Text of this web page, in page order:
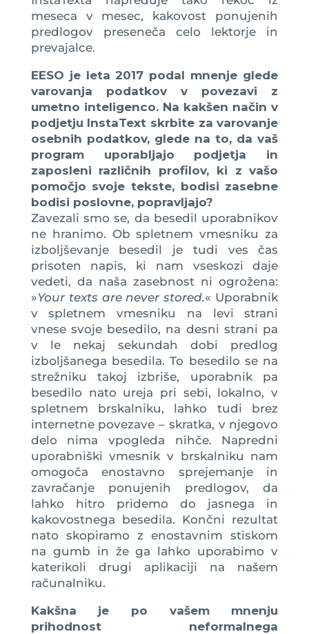
meseca v mesec, kakovost ponujenih
predlogov preseneča celo lektorje in
prevajalce.
EESO je leta 2017 podal mnenje glede
varovanja podatkov v povezavi z
umetno inteligenco. Na kakšen način v
podjetju InstaText skrbite za varovanje
osebnih podatkov, glede na to, da vaš
program uporabljajo podjetja in
zaposleni različnih profilov, ki z vašo
pomočjo svoje tekste, bodisi zasebne
bodisi poslovne, popravljajo?
Zavezali smo se, da besedil uporabnikov
ne hranimo. Ob spletnem vmesniku za
izboljševanje besedil je tudi ves čas
prisoten napis, ki nam vseskozi daje
vedeti, da naša zasebnost ni ogrožena:
»Your texts are never stored.« Uporabnik
v spletnem vmesniku na levi strani
vnese svoje besedilo, na desni strani pa
v le nekaj sekundah dobi predlog
izboljšanega besedila. To besedilo se na
strežniku takoj izbriše, uporabnik pa
besedilo nato ureja pri sebi, lokalno, v
spletnem brskalniku, lahko tudi brez
internetne povezave – skratka, v njegovo
delo nima vpogleda nihče. Napredni
uporabniški vmesnik v brskalniku nam
omogoča enostavno sprejemanje in
zavračanje ponujenih predlogov, da
lahko hitro pridemo do jasnega in
kakovostnega besedila. Končni rezultat
nato skopiramo z enostavnim stiskom
na gumb in že ga lahko uporabimo v
katerikoli drugi aplikaciji na našem
računalniku.
Kakšna je po vašem mnenju
prihodnost neformalnega